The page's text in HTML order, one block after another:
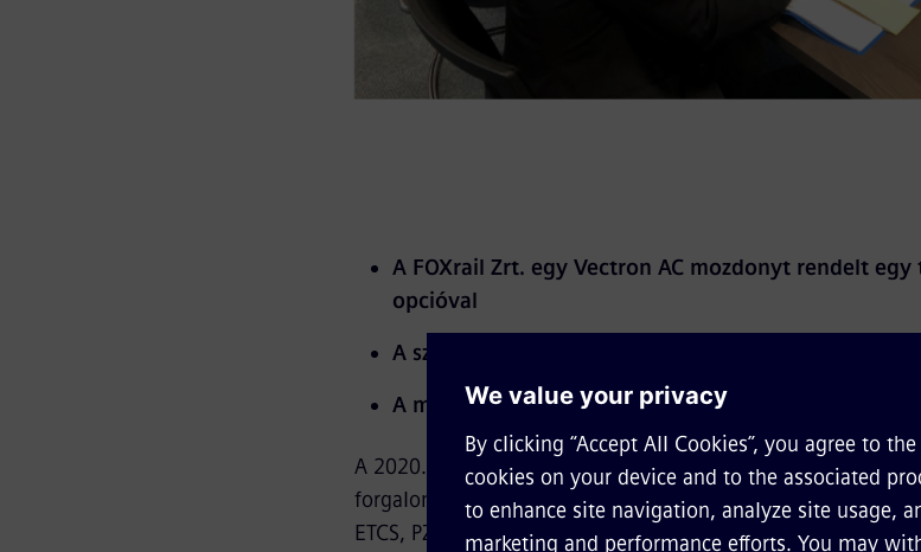
A FOXrail Zrt. egy Vectron AC mozdonyt rendelt
opcióval
A szállító a Siemens Mobility
A mozdonyt 2021 nyarán szállítják le a megrendelő
A 2020. december 22-én aláírt szerződésben megrendelt
forgalomban kívánják üzemeltetni Magyarországon és a
ETCS, PZB90 és MIREL vasútbiztosító rendszerekkel van